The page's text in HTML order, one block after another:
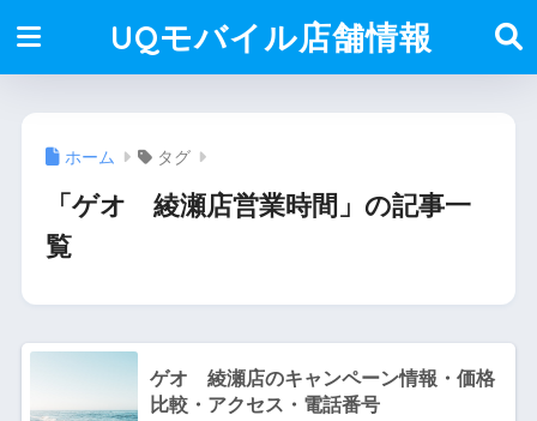
UQモバイル店舗情報
ホーム タグ
「ゲオ 綾瀬店営業時間」の記事一
覧
ゲオ 綾瀬店のキャンペーン情報・価格
比較・アクセス・電話番号